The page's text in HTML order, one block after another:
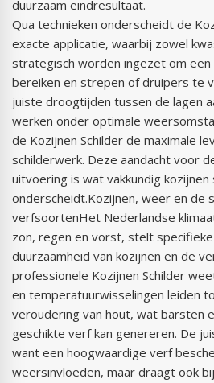
duurzaam eindresultaat.
Qua technieken onderscheidt de
exacte applicatie, waarbij zowel
strategisch worden ingezet om
bereiken en strepen of druipers te
juiste droogtijden tussen de lagen
werken onder optimale
de Kozijnen Schilder de maximale
schilderwerk. Deze aandacht voor
uitvoering is wat vakkundig
onderscheidt.Kozijnen, weer en de
verfsoortenHet Nederlandse
zon, regen en vorst, stelt
duurzaamheid van kozijnen en de
professionele Kozijnen Schilder
en temperatuurwisselingen leiden
veroudering van hout, wat barsten
geschikte verf kan genereren. De
want een hoogwaardige verf
weersinvloeden, maar draagt ook